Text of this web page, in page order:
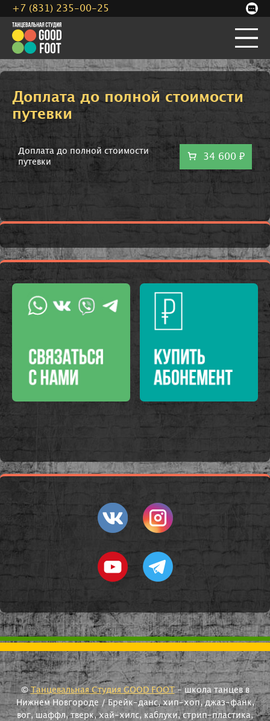
Доплата до полной стоимости
путевки
Доплата до полной стоимости
путевки
34 600 ₽
©Танцевальная Студия GOOD FOOT- школа танцев в
Нижнем Новгороде / Брейк-данс, хип-хоп, джаз-фанк,
вог, шаффл, тверк, хай-хилс, каблуки, стрип-пластика,
+7 (831) 235-00-25